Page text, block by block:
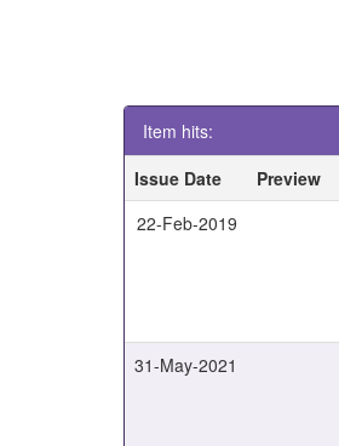
Item hits:
Issue Date
Preview
22-Feb-2019
31-May-2021